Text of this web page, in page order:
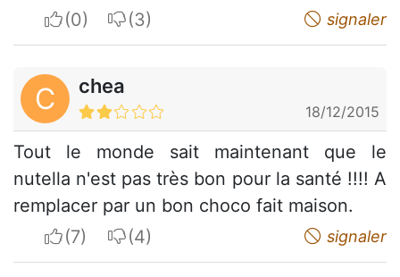
I apreciateI do not appreciate signaler
C chea
18/12/2015
Tout le monde sait maintenant que le
nutella n'est pas très bon pour la santé !!!! A
remplacer par un bon choco fait maison.
I apreciateI do not appreciate signaler